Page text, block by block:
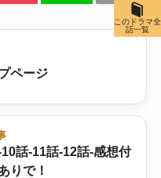
ページ
話-11話-12話-感想付
りで！
このドラマ全
話一覧